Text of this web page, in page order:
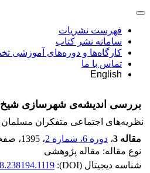
فهرست نشریات
سامانه نشر کتاب
کارگاه‌ها و دوره‌های آموزشی
تماس با ما
English
بررسی اندیشه‌ی شهرسازی
نظریه‌های اجتماعی متفکران مسلمان
مقاله 3
، دوره 6، شماره 2 ، 1395 ،
نوع مقاله: مقاله پژوهشی
شناسه دیجیتال (DOI):